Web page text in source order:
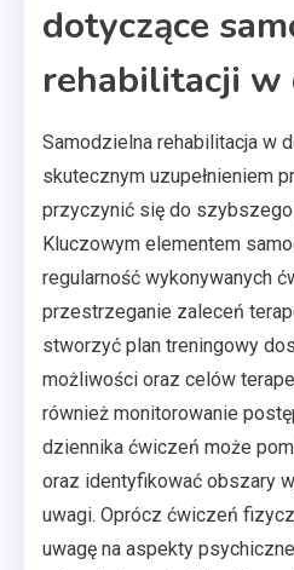
dotyczące
rehabilitacji w
Samodzielna rehabilitacja w
skutecznym uzupełnieniem
przyczynić się do
Kluczowym elementem
regularność wykonywanych
przestrzeganie zaleceń
stworzyć plan treningowy
możliwości oraz celów
również monitorowanie
dziennika ćwiczeń może
oraz identyfikować obszary
uwagi. Oprócz ćwiczeń
uwagę na aspekty